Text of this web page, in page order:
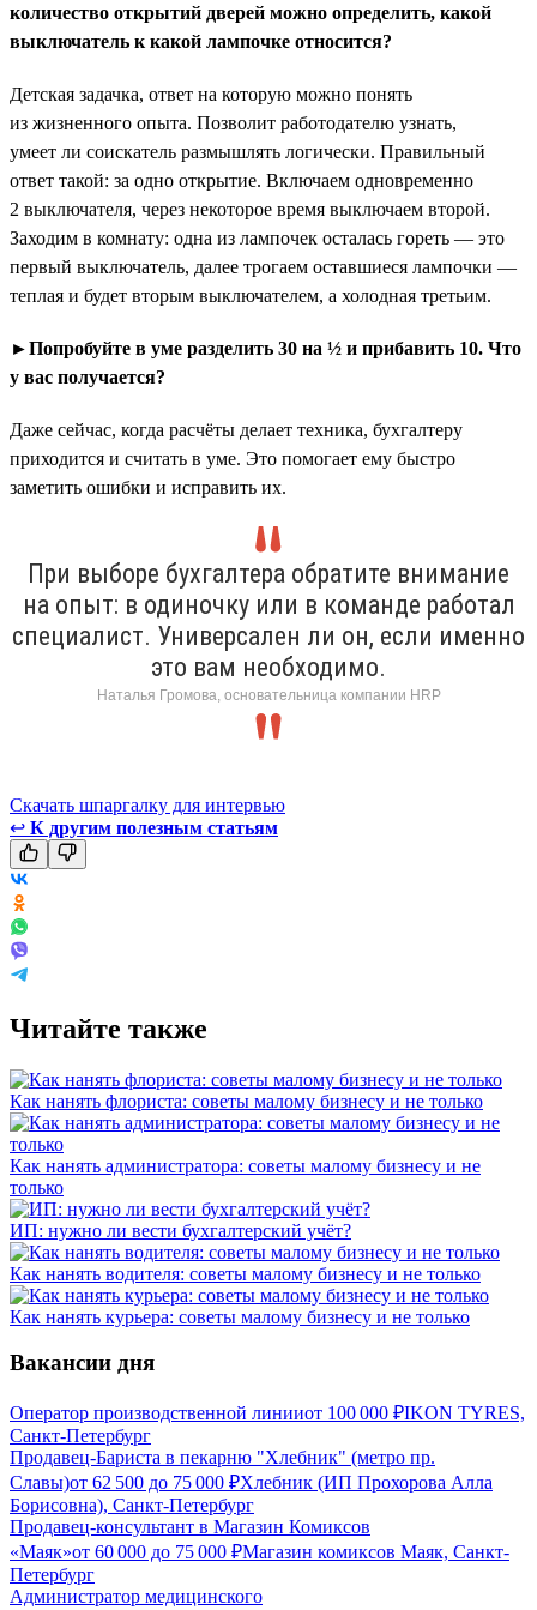
количество открытий дверей можно определить, какой
выключатель к какой лампочке относится?
Детская задачка, ответ на которую можно понять
из жизненного опыта. Позволит работодателю узнать,
умеет ли соискатель размышлять логически. Правильный
ответ такой: за одно открытие. Включаем одновременно
2 выключателя, через некоторое время выключаем второй.
Заходим в комнату: одна из лампочек осталась гореть — это
первый выключатель, далее трогаем оставшиеся лампочки —
теплая и будет вторым выключателем, а холодная третьим.
►Попробуйте в уме разделить 30 на ½ и прибавить 10. Что
у вас получается?
Даже сейчас, когда расчёты делает техника, бухгалтеру
приходится и считать в уме. Это помогает ему быстро
заметить ошибки и исправить их.
При выборе бухгалтера обратите внимание
на опыт: в одиночку или в команде работал
специалист. Универсален ли он, если именно
это вам необходимо.
Наталья Громова, основательница компании HRP
Скачать шпаргалку для интервью
↩ К другим полезным статьям
Читайте также
Как нанять флориста: советы малому бизнесу и не только
Как нанять администратора: советы малому бизнесу и не
только
ИП: нужно ли вести бухгалтерский учёт?
Как нанять водителя: советы малому бизнесу и не только
Как нанять курьера: советы малому бизнесу и не только
Вакансии дня
Оператор производственной линииот 100 000 ₽IKON TYRES,
Санкт-Петербург
Продавец-Бариста в пекарню "Хлебник" (метро пр.
Славы)от 62 500 до 75 000 ₽Хлебник (ИП Прохорова Алла
Борисовна), Санкт-Петербург
Продавец-консультант в Магазин Комиксов
«Маяк»от 60 000 до 75 000 ₽Магазин комиксов Маяк, Санкт-
Петербург
Администратор медицинского